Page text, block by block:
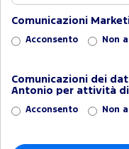
Comunicazioni
Acconsento Non
Comunicazioni dei
Antonio per attività
Acconsento Non